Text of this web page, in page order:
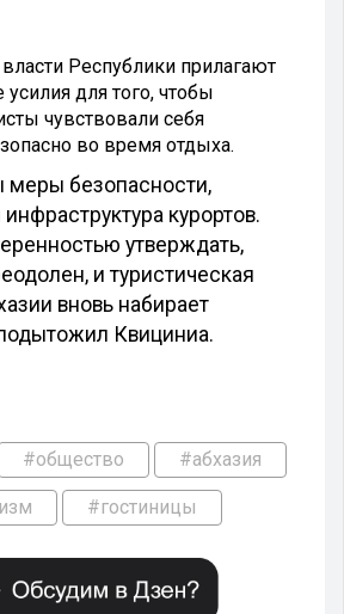
Республики прилагают
для того, чтобы
чувствовали себя
во время отдыха.
меры безопасности,
курортов.
утверждать,
и туристическая
вновь набирает
Квициниа.
#общество #абхазия
#гостиницы